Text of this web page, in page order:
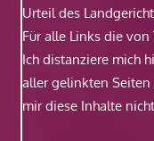
Urteil des
Für alle Links die
Ich distanziere mich
aller gelinkten
mir diese Inhalte